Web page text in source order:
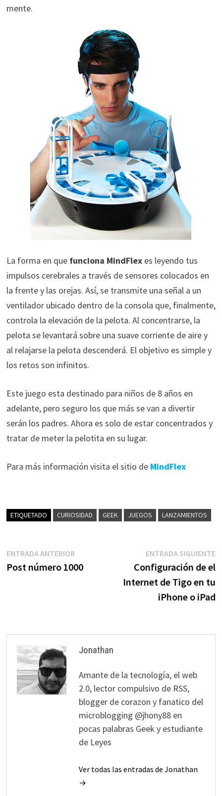
mente.
La forma en que funciona MindFlexes leyendo tus
impulsos cerebrales a través de sensores colocados en
la frente y las orejas. Así, se transmite una señal a un
ventilador ubicado dentro de la consola que, finalmente,
controla la elevación de la pelota. Al concentrarse, la
pelota se levantará sobre una suave corriente de aire y
al relajarse la pelota descenderá. El objetivo es simple y
los retos son infinitos.
Este juego esta destinado para niños de 8 años en
adelante, pero seguro los que más se van a divertir
serán los padres. Ahora es solo de estar concentrados y
tratar de meter la pelotita en su lugar.
Para más información visita el sitio de MindFlex
ETIQUETADO CURIOSIDAD GEEK JUEGOS LANZAMIENTOS
Navegación
de
ENTRADA ANTERIOREntrada
anterior:
Post número 1000
ENTRADA SIGUIENTE
Configuración de el
Internet de Tigo en tu
iPhone o iPad
Jonathan
Amante de la tecnología, el web
2.0, lector compulsivo de RSS,
blogger de corazon y fanatico del
microblogging @jhony88 en
pocas palabras Geek y estudiante
de Leyes
Ver todas las entradas de Jonathan
→